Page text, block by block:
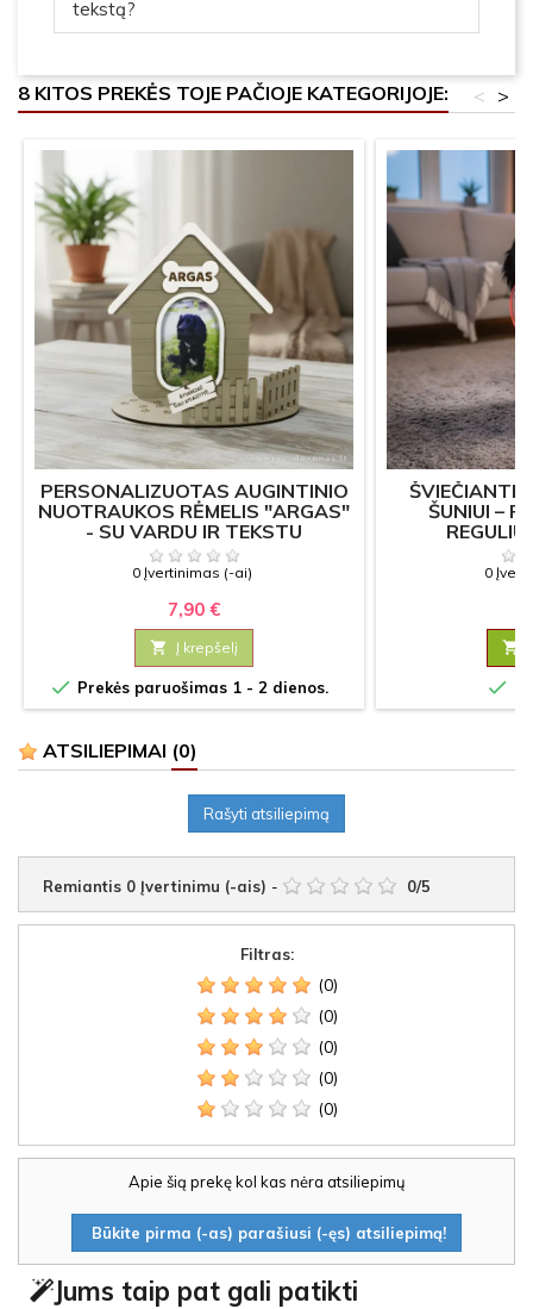
tekstą?
8 KITOS PREKĖS TOJE PAČIOJE KATEGORIJOJE: >
<
PERSONALIZUOTAS AUGINTINIO
NUOTRAUKOS RĖMELIS "ARGAS"
- SU VARDU IR TEKSTU
0 Įvertinimas (-ai)
7,90 €
 Į krepšelį
 Prekės paruošimas 1 - 2 dienos.
ŠUNIUI –
0


ATSILIEPIMAI (0)
Rašyti atsiliepimą
Remiantis 0 Įvertinimu (-ais) - 0/5
Filtras:
(0)
(0)
(0)
(0)
(0)
Apie šią prekę kol kas nėra atsiliepimų
Būkite pirma (-as) parašiusi (-ęs) atsiliepimą!
Jums taip pat gali patikti